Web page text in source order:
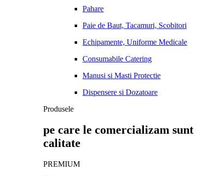
Pahare
Paie de Baut, Tacamuri, Scobitori
Echipamente, Uniforme Medicale
Consumabile Catering
Manusi si Masti Protectie
Dispensere si Dozatoare
Produsele
pe care le comercializam sunt
calitate
PREMIUM